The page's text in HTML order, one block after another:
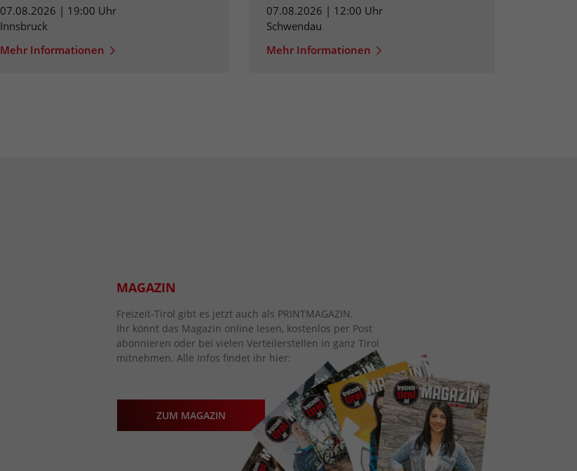
07.08.2026 | 19:00 Uhr
Innsbruck
Mehr Informationen
07.08.2026 | 12:00 Uhr
Schwendau
Mehr Informationen
MAGAZIN
Freizeit-Tirol gibt es jetzt auch als PRINTMAGAZIN.
Ihr könnt das Magazin online lesen, kostenlos per Post
abonnieren oder bei vielen Verteilerstellen in ganz Tirol
mitnehmen. Alle Infos findet ihr hier:
ZUM MAGAZIN